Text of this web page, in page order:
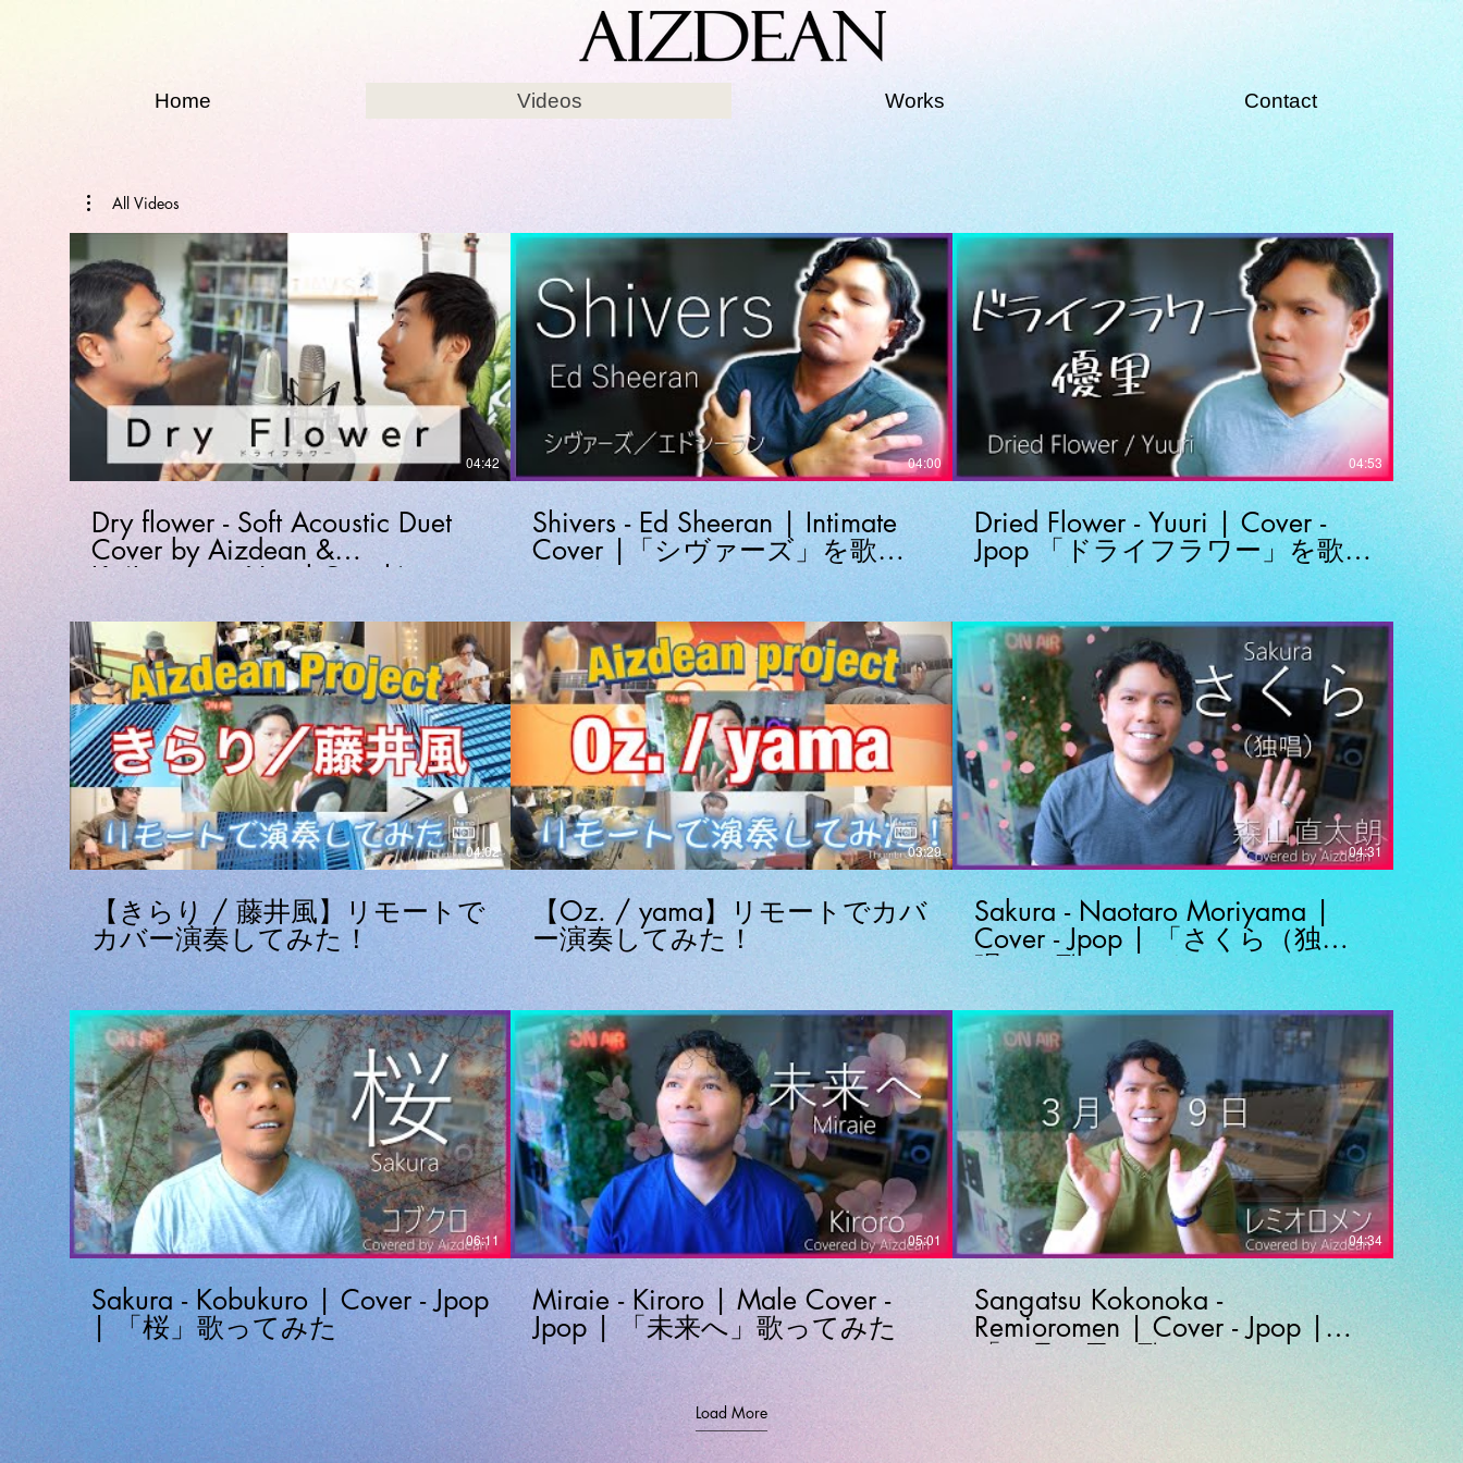
Home Videos Works Contact
All Videos
04:42
Dry flower - Soft Acoustic Duet
Cover by Aizdean &
Ko(Japanese Vocal Coach)
04:00
Shivers - Ed Sheeran | Intimate
Cover |「シヴァーズ」を歌っ
てみた
04:53
Dried Flower - Yuuri | Cover -
Jpop 「ドライフラワー」を歌
ってみた
04:02
【きらり / 藤井風】リモートで
カバー演奏してみた！
03:29
【Oz. / yama】リモートでカバ
ー演奏してみた！
04:31
Sakura - Naotaro Moriyama |
Cover - Jpop | 「さくら（独
唱）」歌ってみた
06:11
Sakura - Kobukuro | Cover - Jpop
| 「桜」歌ってみた
05:01
Miraie - Kiroro | Male Cover -
Jpop | 「未来へ」歌ってみた
04:34
Sangatsu Kokonoka -
Remioromen | Cover - Jpop |
「３月９日」歌ってみた
Load More